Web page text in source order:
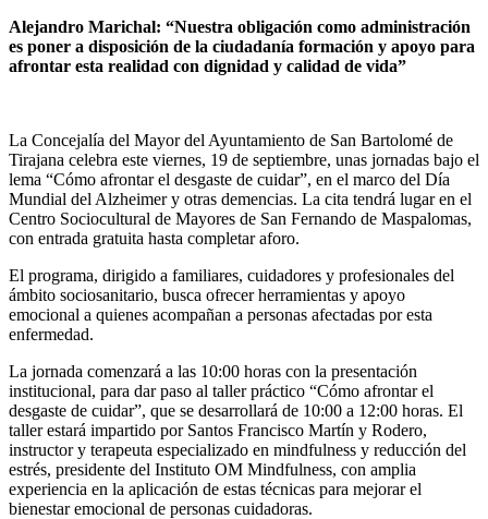
Alejandro Marichal: “Nuestra obligación como administración
es poner a disposición de la ciudadanía formación y apoyo para
afrontar esta realidad con dignidad y calidad de vida”
La Concejalía del Mayor del Ayuntamiento de San Bartolomé de
Tirajana celebra este viernes, 19 de septiembre, unas jornadas bajo el
lema “Cómo afrontar el desgaste de cuidar”, en el marco del Día
Mundial del Alzheimer y otras demencias. La cita tendrá lugar en el
Centro Sociocultural de Mayores de San Fernando de Maspalomas,
con entrada gratuita hasta completar aforo.
El programa, dirigido a familiares, cuidadores y profesionales del
ámbito sociosanitario, busca ofrecer herramientas y apoyo
emocional a quienes acompañan a personas afectadas por esta
enfermedad.
La jornada comenzará a las 10:00 horas con la presentación
institucional, para dar paso al taller práctico “Cómo afrontar el
desgaste de cuidar”, que se desarrollará de 10:00 a 12:00 horas. El
taller estará impartido por Santos Francisco Martín y Rodero,
instructor y terapeuta especializado en mindfulness y reducción del
estrés, presidente del Instituto OM Mindfulness, con amplia
experiencia en la aplicación de estas técnicas para mejorar el
bienestar emocional de personas cuidadoras.